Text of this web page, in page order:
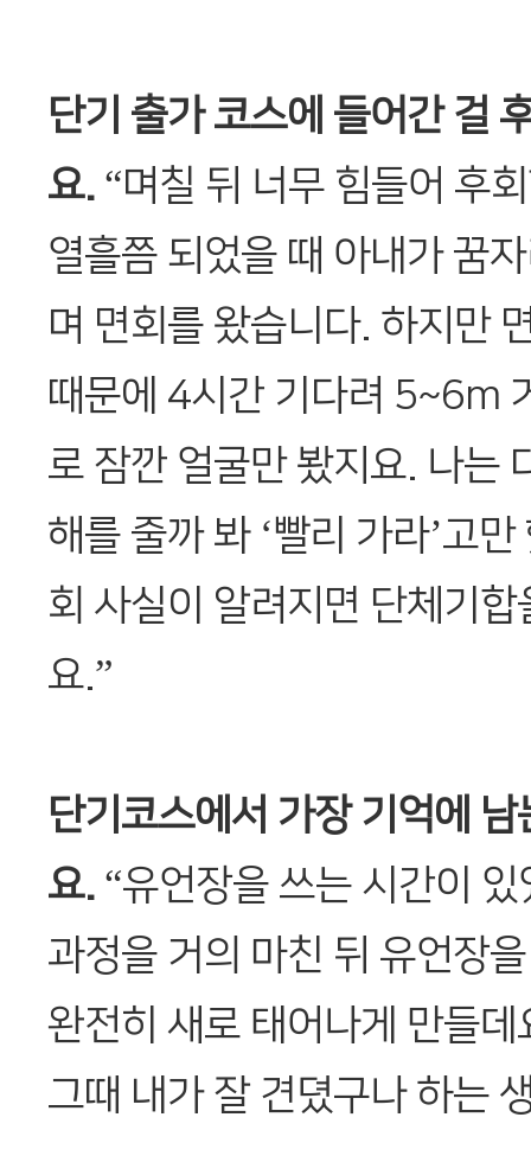
단기 출가 코스에 들어간 걸
요. “며칠 뒤 너무 힘들어 후
열흘쯤 되었을 때 아내가 꿈
며 면회를 왔습니다. 하지만
때문에 4시간 기다려 5~6m
로 잠깐 얼굴만 봤지요. 나는
해를 줄까 봐 ‘빨리 가라’고
회 사실이 알려지면 단체기
요.”
단기코스에서 가장 기억에
요. “유언장을 쓰는 시간이
과정을 거의 마친 뒤 유언장
완전히 새로 태어나게 만들
그때 내가 잘 견뎠구나 하는